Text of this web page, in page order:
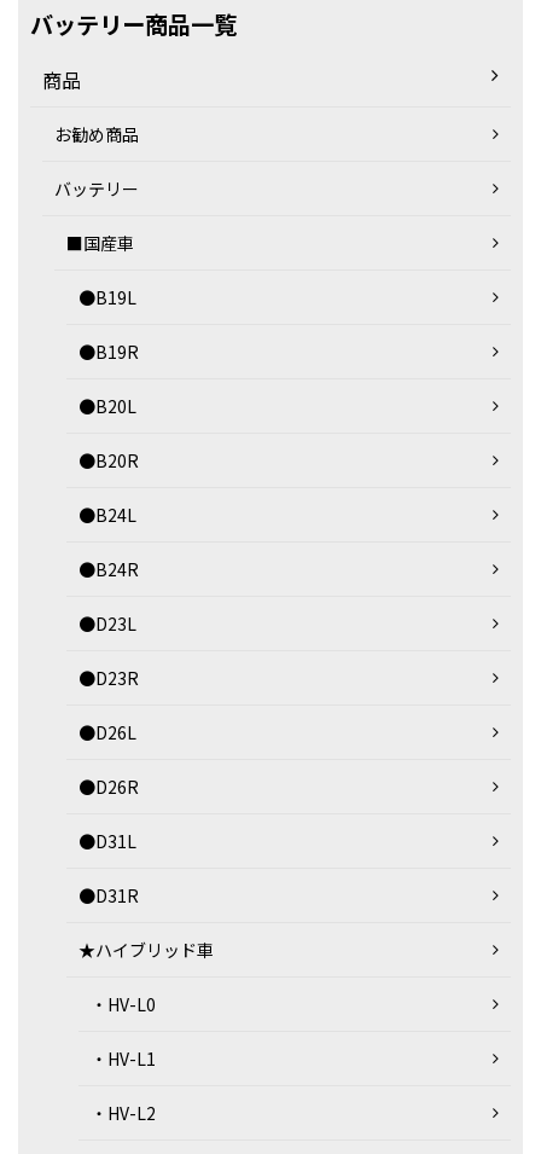
バッテリー商品一覧
商品
お勧め商品
バッテリー
■国産車
●B19L
●B19R
●B20L
●B20R
●B24L
●B24R
●D23L
●D23R
●D26L
●D26R
●D31L
●D31R
★ハイブリッド車
・HV-L0
・HV-L1
・HV-L2